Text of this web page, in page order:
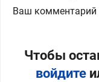
Ваш комментарий
Чтобы
войдите